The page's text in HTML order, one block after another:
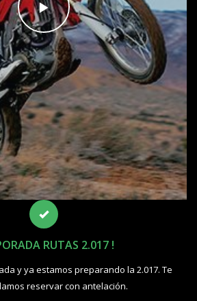
RUTAS 2.017 !
y ya estamos preparando la 2.017. Te
reservar con antelación.